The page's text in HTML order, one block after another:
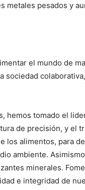
metales pesados y
el mundo de
sociedad
hemos tomado el
de precisión, y el
los alimentos, para
ambiente.
minerales.
e integridad de